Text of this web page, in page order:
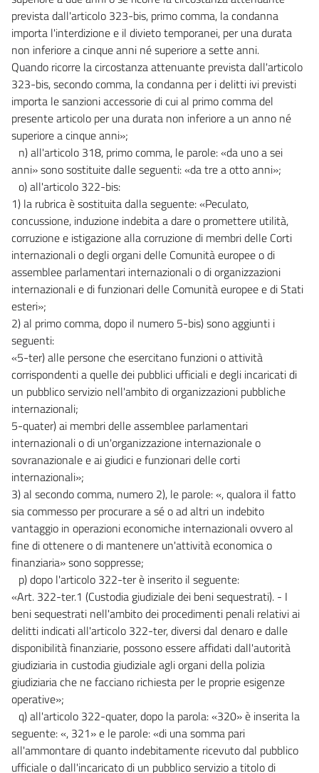
prevista dall'articolo 323-bis, primo comma, la condanna
importa l'interdizione e il divieto temporanei, per una durata
non inferiore a cinque anni né superiore a sette anni.
Quando ricorre la circostanza attenuante prevista dall'articolo
323-bis, secondo comma, la condanna per i delitti ivi previsti
importa le sanzioni accessorie di cui al primo comma del
presente articolo per una durata non inferiore a un anno né
superiore a cinque anni»;
n) all'articolo 318, primo comma, le parole: «da uno a sei
anni» sono sostituite dalle seguenti: «da tre a otto anni»;
o) all'articolo 322-bis:
1) la rubrica è sostituita dalla seguente: «Peculato,
concussione, induzione indebita a dare o promettere utilità,
corruzione e istigazione alla corruzione di membri delle Corti
internazionali o degli organi delle Comunità europee o di
assemblee parlamentari internazionali o di organizzazioni
internazionali e di funzionari delle Comunità europee e di Stati
esteri»;
2) al primo comma, dopo il numero 5-bis) sono aggiunti i
seguenti:
«5-ter) alle persone che esercitano funzioni o attività
corrispondenti a quelle dei pubblici ufficiali e degli incaricati di
un pubblico servizio nell'ambito di organizzazioni pubbliche
internazionali;
5-quater) ai membri delle assemblee parlamentari
internazionali o di un'organizzazione internazionale o
sovranazionale e ai giudici e funzionari delle corti
internazionali»;
3) al secondo comma, numero 2), le parole: «, qualora il fatto
sia commesso per procurare a sé o ad altri un indebito
vantaggio in operazioni economiche internazionali ovvero al
fine di ottenere o di mantenere un'attività economica o
finanziaria» sono soppresse;
p) dopo l'articolo 322-ter è inserito il seguente:
«Art. 322-ter.1 (Custodia giudiziale dei beni sequestrati). - I
beni sequestrati nell'ambito dei procedimenti penali relativi ai
delitti indicati all'articolo 322-ter, diversi dal denaro e dalle
disponibilità finanziarie, possono essere affidati dall'autorità
giudiziaria in custodia giudiziale agli organi della polizia
giudiziaria che ne facciano richiesta per le proprie esigenze
operative»;
q) all'articolo 322-quater, dopo la parola: «320» è inserita la
seguente: «, 321» e le parole: «di una somma pari
all'ammontare di quanto indebitamente ricevuto dal pubblico
ufficiale o dall'incaricato di un pubblico servizio a titolo di